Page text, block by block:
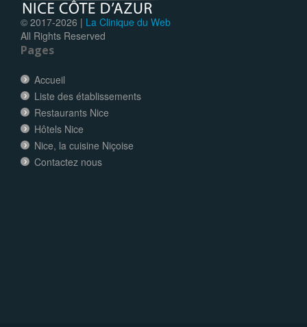
© 2017-2026 | La Clinique du Web
All Rights Reserved
Pages
Accueil
Liste des établissements
Restaurants Nice
Hôtels Nice
Nice, la cuisine Niçoise
Contactez nous